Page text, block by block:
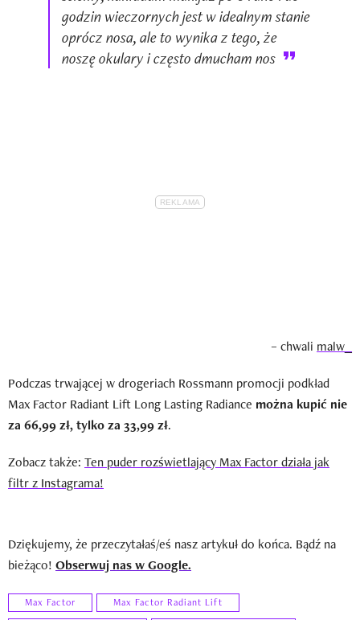
godzin wieczornych jest w idealnym stanie
oprócz nosa, ale to wynika z tego, że
noszę okulary i często dmucham nos
– chwali malw_
Podczas trwającej w drogeriach Rossmann promocji podkład
Max Factor Radiant Lift Long Lasting Radiance można kupić nie
za 66,99 zł, tylko za 33,99 zł.
Zobacz także: Ten puder rozświetlający Max Factor działa jak
filtr z Instagrama!
Dziękujemy, że przeczytałaś/eś nasz artykuł do końca. Bądź na
bieżąco! Obserwuj nas w Google.
Max Factor
Max Factor Radiant Lift